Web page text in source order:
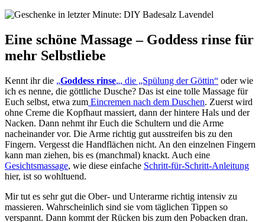
Eine schöne Massage – Goddess rinse für
mehr Selbstliebe
Kennt ihr die „Goddess rinse„, die „Spülung der Göttin“ oder wie
ich es nenne, die göttliche Dusche? Das ist eine tolle Massage für
Euch selbst, etwa zum Eincremen nach dem Duschen. Zuerst wird
ohne Creme die Kopfhaut massiert, dann der hintere Hals und der
Nacken. Dann nehmt ihr Euch die Schultern und die Arme
nacheinander vor. Die Arme richtig gut ausstreifen bis zu den
Fingern. Vergesst die Handflächen nicht. An den einzelnen Fingern
kann man ziehen, bis es (manchmal) knackt. Auch eine
Gesichtsmassage, wie diese einfache Schritt-für-Schritt-Anleitung
hier, ist so wohltuend.
Mir tut es sehr gut die Ober- und Unterarme richtig intensiv zu
massieren. Wahrscheinlich sind sie vom täglichen Tippen so
verspannt. Dann kommt der Rücken bis zum den Pobacken dran.